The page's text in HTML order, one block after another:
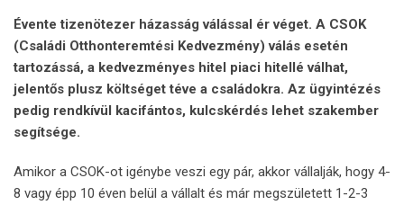
Évente tizenötezer házasság válással ér véget. A CSOK
(Családi Otthonteremtési Kedvezmény) válás esetén
tartozássá, a kedvezményes hitel piaci hitellé válhat,
jelentős plusz költséget téve a családokra. Az ügyintézés
pedig rendkívül kacifántos, kulcskérdés lehet szakember
segítsége.
Amikor a CSOK-ot igénybe veszi egy pár, akkor vállalják, hogy 4-
8 vagy épp 10 éven belül a vállalt és már megszületett 1-2-3